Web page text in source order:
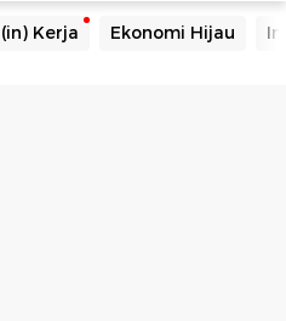
Kerja Ekonomi Hijau